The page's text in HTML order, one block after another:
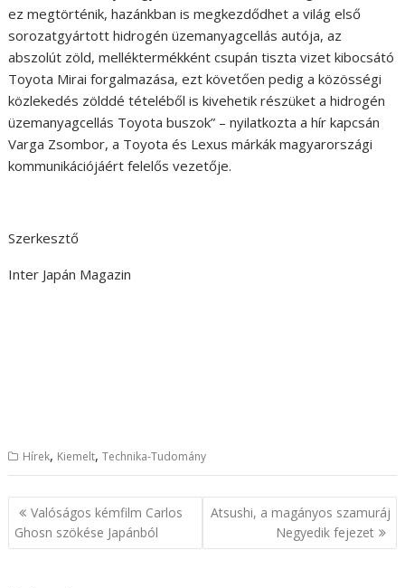
ez megtörténik, hazánkban is megkezdődhet a világ első
sorozatgyártott hidrogén üzemanyagcellás autója, az
abszolút zöld, melléktermékként csupán tiszta vizet kibocsátó
Toyota Mirai forgalmazása, ezt követően pedig a közösségi
közlekedés zölddé tételéből is kivehetik részüket a hidrogén
üzemanyagcellás Toyota buszok” – nyilatkozta a hír kapcsán
Varga Zsombor, a Toyota és Lexus márkák magyarországi
kommunikációjáért felelős vezetője.
Szerkesztő
Inter Japán Magazin
Hírek, Kiemelt,Technika-Tudomány
B
e
Valóságos kémfilm Carlos
Ghosn szökése Japánból
Atsushi, a magányos szamuráj
Negyedik fejezet